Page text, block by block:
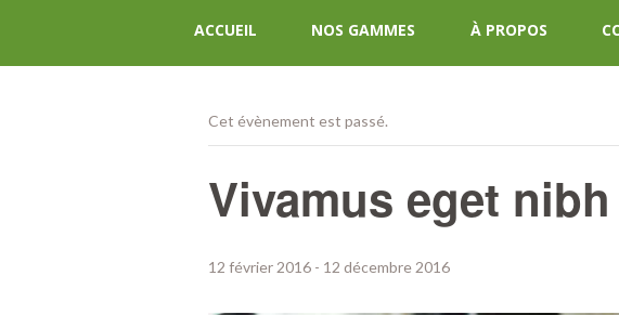
ACCUEIL NOS GAMMES À PROPOS
Cet évènement est passé.
Vivamus eget
12 février 2016 - 12 décembre 2016